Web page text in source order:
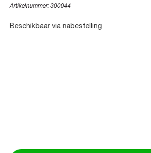
Artikelnummer:300044
Beschikbaar via nabestelling